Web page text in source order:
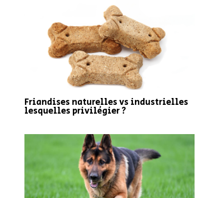
Friandises naturelles vs industrielles
lesquelles privilégier ?